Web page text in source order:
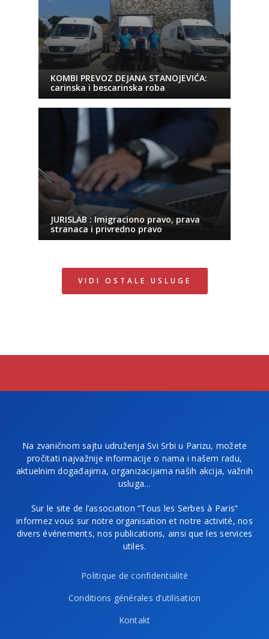
KOMBI PREVOZ DEJANA STANOJEVIĆA:
carinska i bescarinska roba
JURISLAB : Imigraciono pravo, prava
stranaca i privredno pravo
VIDI OSTALE USLUGE
Na zvaničnom sajtu udruženja Svi Srbi u Parizu, možete
pročitati najvažnije informacije o nama i našem radu,
aktuelnim događajima, organizacijama naših akcija, važnih
usluga…
Sur le site de l’association “Tous les Serbes à Paris”
informez vous sur notre organisation et notre activité, nos
divers événements, nos publications, ainsi que les services
utiles.
Politique de confidentialité
Conditions générales d’utilisation
Kontakt